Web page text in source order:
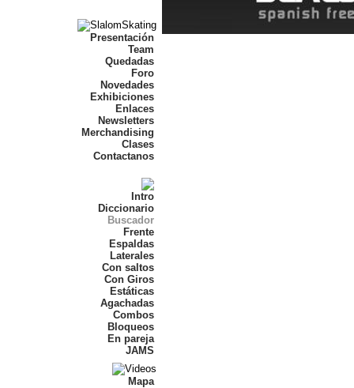
Presentación
Team
Quedadas
Foro
Novedades
Exhibiciones
Enlaces
Newsletters
Merchandising
Clases
Contactanos
Intro
Diccionario
Buscador
Frente
Espaldas
Laterales
Con saltos
Con Giros
Estáticas
Agachadas
Combos
Bloqueos
En pareja
JAMS
Mapa